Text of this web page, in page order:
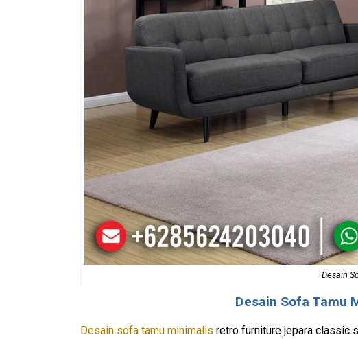
Desain
Desain Sofa Tamu
Desain sofa tamu minimalis retro furniture jepara classic